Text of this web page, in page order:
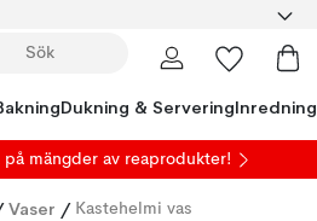
Dukning & ServeringInredning
på mängder av reaprodukter!
Vaser / Kastehelmi vas